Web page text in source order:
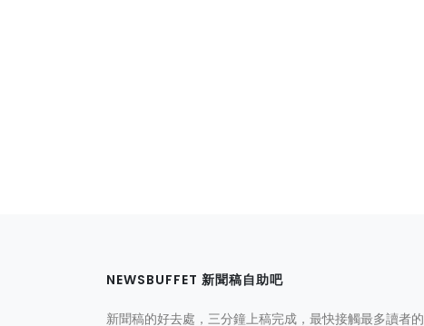
NEWSBUFFET 新聞稿自助吧
新聞稿的好去處，三分鐘上稿完成，最快接觸最多讀者的